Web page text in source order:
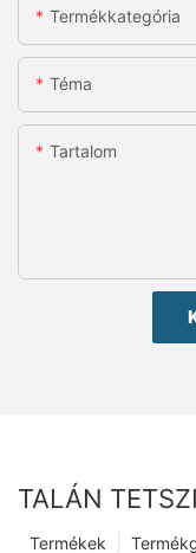
Termékkategória
Téma
Tartalom
TALÁN
Termékek